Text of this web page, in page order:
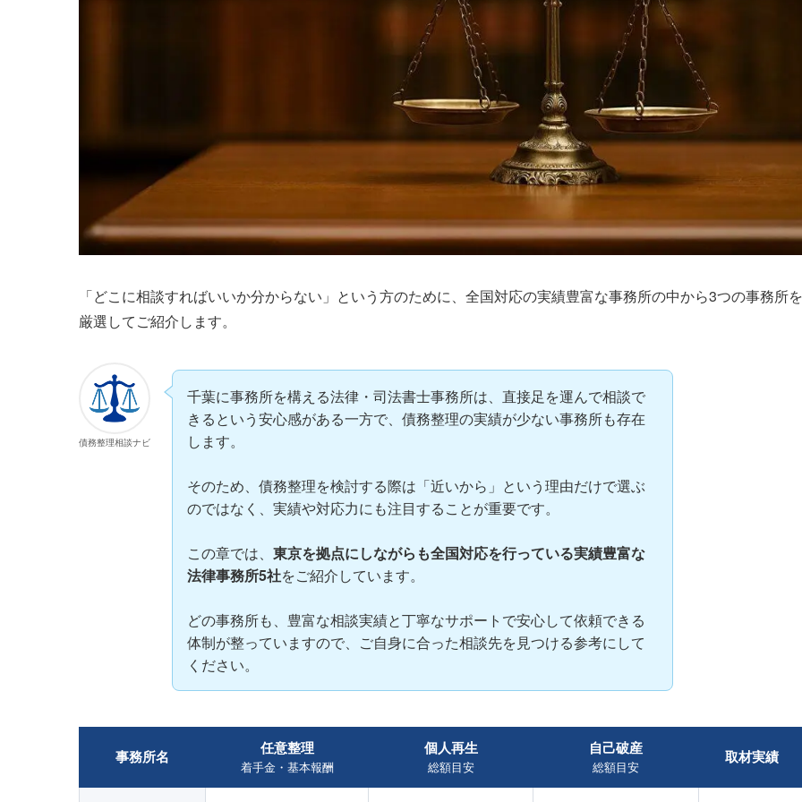
「どこに相談すればいいか分からない」という方のために、全国対応の実績豊富な事務所の中から3つの事務所を
厳選してご紹介します。
債務整理相談ナビ
千葉に事務所を構える法律・司法書士事務所は、直接足を運んで相談で
きるという安心感がある一方で、債務整理の実績が少ない事務所も存在
します。
そのため、債務整理を検討する際は「近いから」という理由だけで選ぶ
のではなく、実績や対応力にも注目することが重要です。
この章では、 東京を拠点にしながらも全国対応を行っている実績豊富な
法律事務所5社をご紹介しています。
どの事務所も、豊富な相談実績と丁寧なサポートで安心して依頼できる
体制が整っていますので、ご自身に合った相談先を見つける参考にして
ください。
事務所名 任意整理
着手金・基本報酬
個人再生
総額目安
自己破産
総額目安
取材実績